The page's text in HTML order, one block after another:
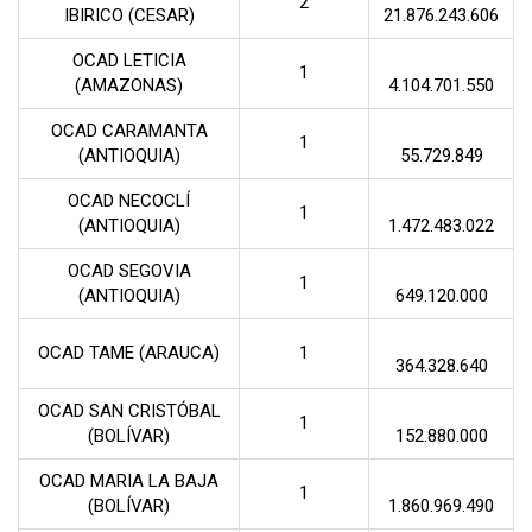
IBIRICO (CESAR)
21.876.243.606
OCAD LETICIA
(AMAZONAS)
1
4.104.701.550
OCAD CARAMANTA
(ANTIOQUIA)
1
55.729.849
OCAD NECOCLÍ
(ANTIOQUIA)
1
1.472.483.022
OCAD SEGOVIA
(ANTIOQUIA)
1
649.120.000
OCAD TAME (ARAUCA) 1
364.328.640
OCAD SAN CRISTÓBAL
(BOLÍVAR)
1
152.880.000
OCAD MARIA LA BAJA
(BOLÍVAR)
1
1.860.969.490